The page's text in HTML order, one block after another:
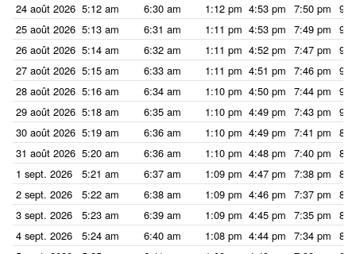
24 août 2026 5:12 am 6:30 am 1:12 pm 4:53 pm 7:50 pm
25 août 2026 5:13 am 6:31 am 1:11 pm 4:53 pm 7:49 pm
26 août 2026 5:14 am 6:32 am 1:11 pm 4:52 pm 7:47 pm
27 août 2026 5:15 am 6:33 am 1:11 pm 4:51 pm 7:46 pm
28 août 2026 5:16 am 6:34 am 1:10 pm 4:50 pm 7:44 pm
29 août 2026 5:18 am 6:35 am 1:10 pm 4:49 pm 7:43 pm
30 août 2026 5:19 am 6:36 am 1:10 pm 4:49 pm 7:41 pm
31 août 2026 5:20 am 6:36 am 1:10 pm 4:48 pm 7:40 pm
1 sept. 2026
5:21 am 6:37 am 1:09 pm 4:47 pm 7:38 pm
2 sept. 2026
5:22 am 6:38 am 1:09 pm 4:46 pm 7:37 pm
3 sept. 2026
5:23 am 6:39 am 1:09 pm 4:45 pm 7:35 pm
4 sept. 2026
5:24 am 6:40 am 1:08 pm 4:44 pm 7:34 pm